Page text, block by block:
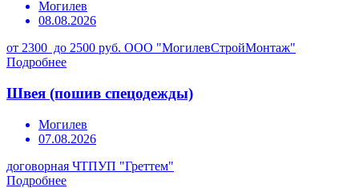
Могилев
08.08.2026
от 2300 до 2500 руб. ООО "МогилевСтройМонтаж"
Подробнее
Швея (пошив спецодежды)
Могилев
07.08.2026
договорная ЧТПУП "Греттем"
Подробнее